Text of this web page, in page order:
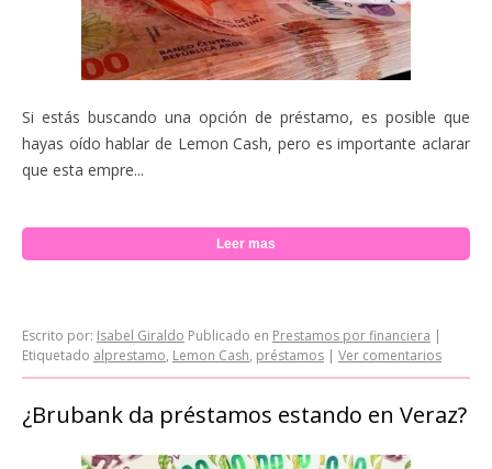
Si estás buscando una opción de préstamo, es posible que
hayas oído hablar de Lemon Cash, pero es importante aclarar
que esta empre...
Leer mas
Escrito por: Isabel Giraldo Publicado en Prestamos por financiera |
Etiquetado alprestamo, Lemon Cash, préstamos | Ver comentarios
¿Brubank da préstamos estando en Veraz?